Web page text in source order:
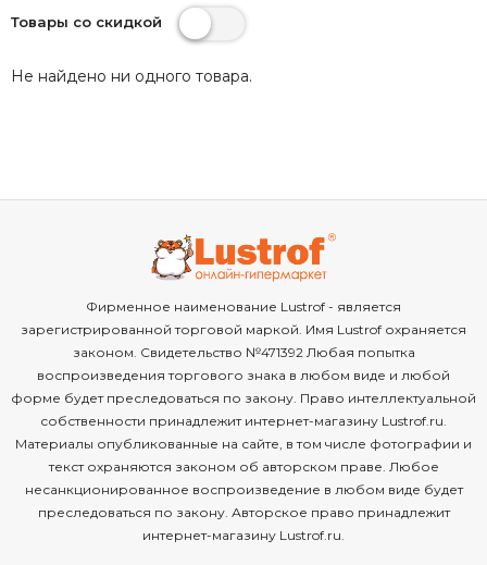
Товары со скидкой
Не найдено ни одного товара.
Фирменное наименование Lustrof - является
зарегистрированной торговой маркой. Имя Lustrof охраняется
законом. Свидетельство №471392 Любая попытка
воспроизведения торгового знака в любом виде и любой
форме будет преследоваться по закону. Право интеллектуальной
собственности принадлежит интернет-магазину Lustrof.ru.
Материалы опубликованные на сайте, в том числе фотографии и
текст охраняются законом об авторском праве. Любое
несанкционированное воспроизведение в любом виде будет
преследоваться по закону. Авторское право принадлежит
интернет-магазину Lustrof.ru.